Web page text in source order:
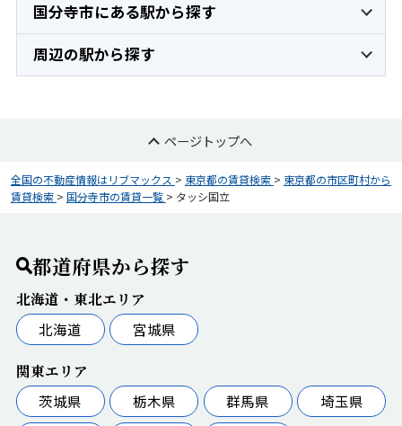
国分寺市にある駅から探す
周辺の駅から探す
ページトップへ
全国の不動産情報はリブマックス > 東京都の賃貸検索 > 東京都の市区町村から
賃貸検索 > 国分寺市の賃貸一覧 > タッシ国立
都道府県から探す
北海道・東北エリア
北海道
宮城県
関東エリア
茨城県
栃木県 群馬県
埼玉県